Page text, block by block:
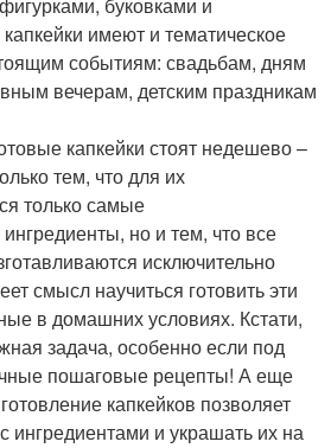
буковками и
имеют и тематическое
событиям: свадьбам, дням
вечерам, детским праздникам
капкейки стоят недешево –
тем, что для их
только самые
но и тем, что все
исключительно
смысл научиться готовить эти
в домашних условиях. Кстати,
задача, особенно если под
пошаговые рецепты! А еще
капкейков позволяет
ингредиентами и украшать их на